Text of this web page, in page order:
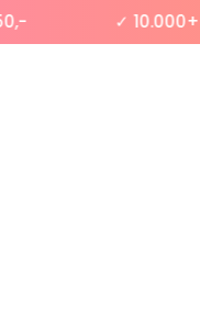
✓ 10.000+